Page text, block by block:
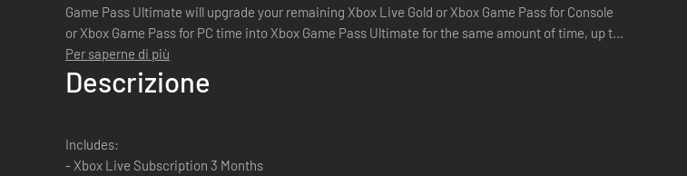
Game Pass Ultimate will upgrade your remaining Xbox Live Gold or Xbox Game Pass for Console
or Xbox Game Pass for PC time into Xbox Game Pass Ultimate for the same amount of time, up to
36 months. All conversions ...
Per saperne di più
Descrizione
Includes:
- Xbox Live Subscription 3 Months